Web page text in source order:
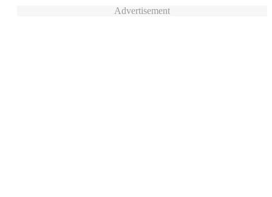
Advertisement